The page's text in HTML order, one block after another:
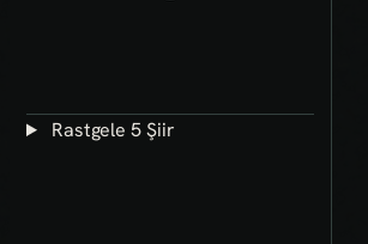
Rastgele 5 Şiir